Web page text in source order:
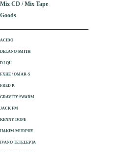
Mix CD / Mix Tape
Goods
ACIDO
DELANO SMITH
DJ QU
FXHE / OMAR-S
FRED P.
GRAVITY SWARM
JACK FM
KENNY DOPE
HAKIM MURPHY
IVANO TETELEPTA